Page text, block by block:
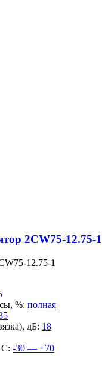
2CW75-12.75-1
12.75-1
%: полная
дБ: 18
С: -30 — +70